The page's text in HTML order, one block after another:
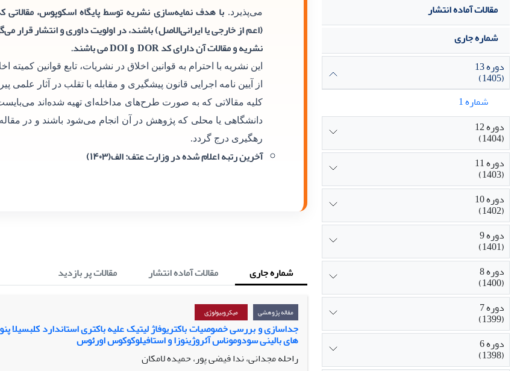
مقالات آماده انتشار
شماره جاری
دوره 13
(1405)
شماره 1
دوره 12
(1404)
دوره 11
(1403)
دوره 10
(1402)
دوره 9
(1401)
دوره 8
(1400)
دوره 7
(1399)
دوره 6
(1398)
می‌پذیرد.با هدف نمایه‌سازی نشریه توسط پایگاه اسکوپوس، مقالاتی
(اعم از خارجی یا ایرانی‌الاصل) باشند، در اولویت داوری و انتشار قرار
نشریه و مقالات آن دارای کد DOR و DOI می باشند.
این نشریه با احترام به قوانین اخلاق در نشریات، تابع قوانین کمیته
از آیین نامه اجرایی قانون پیشگیری و مقابله با تقلب در آثار علمی
کلیه مقالاتی که به صورت طرح‌های مداخله‌ای تهیه شده‌اند
دانشگاهی یا محلی که پژوهش در آن انجام می‌شود باشند و در
رهگیری درج گردد.
آخرین رتبه اعلام شده در وزارت عتف: الف(۱۴۰۳)
شماره جاری مقالات آماده انتشار مقالات پر بازدید
مقاله پژوهشی میکروبیولوژی
جداسازی و بررسی خصوصیات باکتریوفاژ لیتیک علیه باکتری استاندارد کلبسیلا
های بالینی سودوموناس آئروژینوزا و استافیلوکوکوس اورئوس
راحله مجدانی، ندا فیضی پور، حمیده لامکان